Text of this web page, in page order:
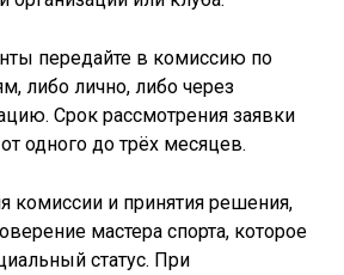
передайте в комиссию по
либо лично, либо через
Срок рассмотрения заявки
одного до трёх месяцев.
комиссии и принятия решения,
мастера спорта, которое
статус. При